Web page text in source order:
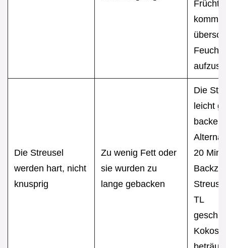
Früchte
Die Streusel
werden hart, nicht
knusprig
Zu wenig Fett oder
sie wurden zu
lange gebacken
Die
leicht
backen.
20
TL
Kokosöl